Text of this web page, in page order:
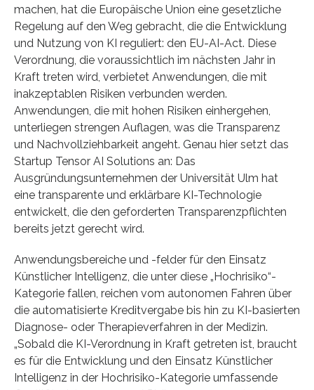
machen, hat die Europäische Union eine gesetzliche
Regelung auf den Weg gebracht, die die Entwicklung
und Nutzung von KI reguliert: den EU-AI-Act. Diese
Verordnung, die voraussichtlich im nächsten Jahr in
Kraft treten wird, verbietet Anwendungen, die mit
inakzeptablen Risiken verbunden werden.
Anwendungen, die mit hohen Risiken einhergehen,
unterliegen strengen Auflagen, was die Transparenz
und Nachvollziehbarkeit angeht. Genau hier setzt das
Startup Tensor AI Solutions an: Das
Ausgründungsunternehmen der Universität Ulm hat
eine transparente und erklärbare KI-Technologie
entwickelt, die den geforderten Transparenzpflichten
bereits jetzt gerecht wird.
Anwendungsbereiche und -felder für den Einsatz
Künstlicher Intelligenz, die unter diese „Hochrisiko“-
Kategorie fallen, reichen vom autonomen Fahren über
die automatisierte Kreditvergabe bis hin zu KI-basierten
Diagnose- oder Therapieverfahren in der Medizin.
„Sobald die KI-Verordnung in Kraft getreten ist, braucht
es für die Entwicklung und den Einsatz Künstlicher
Intelligenz in der Hochrisiko-Kategorie umfassende